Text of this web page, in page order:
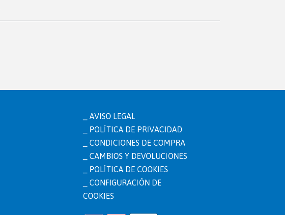
AVISO LEGAL
POLÍTICA DE PRIVACIDAD
CONDICIONES DE COMPRA
CAMBIOS Y DEVOLUCIONES
POLÍTICA DE COOKIES
CONFIGURACIÓN DE
COOKIES